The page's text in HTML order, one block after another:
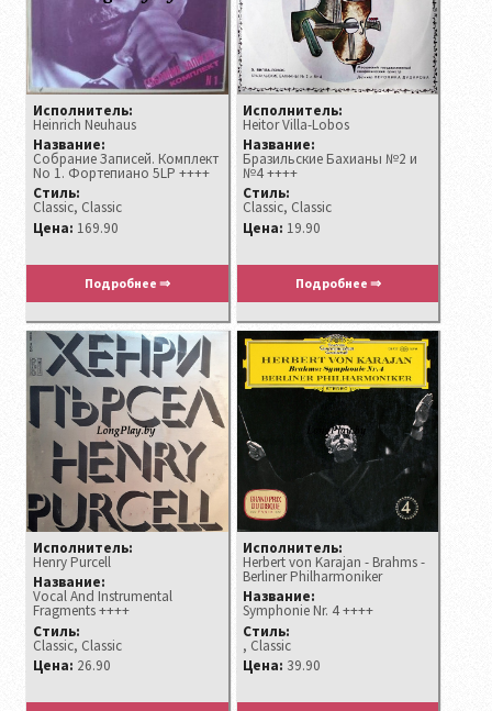
Исполнитель:
Heinrich Neuhaus
Название:
Собрание Записей. Комплект
No 1. Фортепиано 5LP ++++
Стиль:
Classic, Classic
Цена: 169.90
Подробнее ⇒
Исполнитель:
Heitor Villa-Lobos
Название:
Бразильские Бахианы №2 и
№4 ++++
Стиль:
Classic, Classic
Цена: 19.90
Подробнее ⇒
Исполнитель:
Henry Purcell
Название:
Vocal And Instrumental
Fragments ++++
Стиль:
Classic, Classic
Цена: 26.90
Исполнитель:
Herbert von Karajan - Brahms -
Berliner Philharmoniker
Название:
Symphonie Nr. 4 ++++
Стиль:
, Classic
Цена: 39.90